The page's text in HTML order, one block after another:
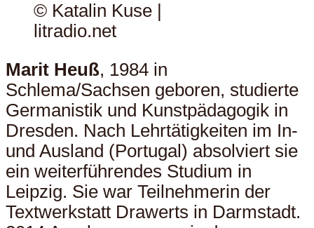
© Katalin Kuse |
litradio.net
Marit Heuß, 1984 in
Schlema/Sachsen geboren, studierte
Germanistik und Kunstpädagogik in
Dresden. Nach Lehrtätigkeiten im In-
und Ausland (Portugal) absolviert sie
ein weiterführendes Studium in
Leipzig. Sie war Teilnehmerin der
Textwerkstatt Drawerts in Darmstadt.